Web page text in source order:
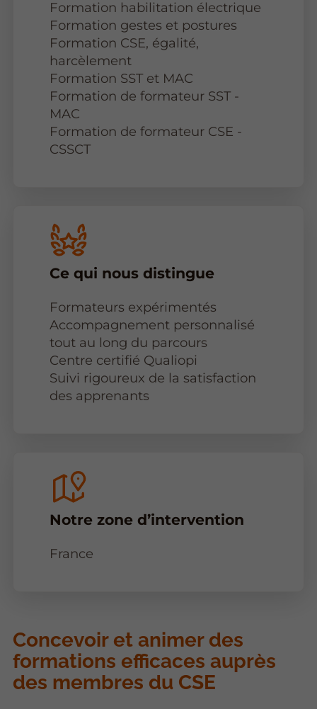
Formation habilitation électrique
Formation gestes et postures
Formation CSE, égalité,
harcèlement
Formation SST et MAC
Formation de formateur SST -
MAC
Formation de formateur CSE -
CSSCT
Ce qui nous distingue
Formateurs expérimentés
Accompagnement personnalisé
tout au long du parcours
Centre certifié Qualiopi
Suivi rigoureux de la satisfaction
des apprenants
Notre zone d’intervention
France
Concevoir et animer des
formations efficaces auprès
des membres du CSE